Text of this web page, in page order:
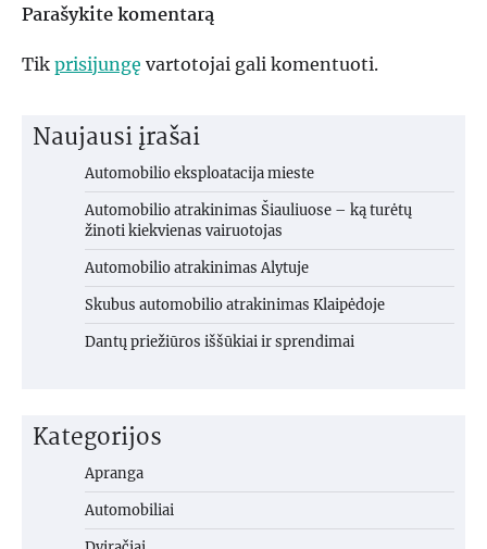
Parašykite komentarą
Tik prisijungę vartotojai gali komentuoti.
Naujausi įrašai
Automobilio eksploatacija mieste
Automobilio atrakinimas Šiauliuose – ką turėtų
žinoti kiekvienas vairuotojas
Automobilio atrakinimas Alytuje
Skubus automobilio atrakinimas Klaipėdoje
Dantų priežiūros iššūkiai ir sprendimai
Kategorijos
Apranga
Automobiliai